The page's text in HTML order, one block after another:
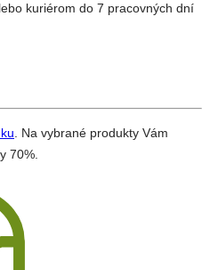
kuriérom do 7 pracovných dní
. Na vybrané produkty Vám
70%.